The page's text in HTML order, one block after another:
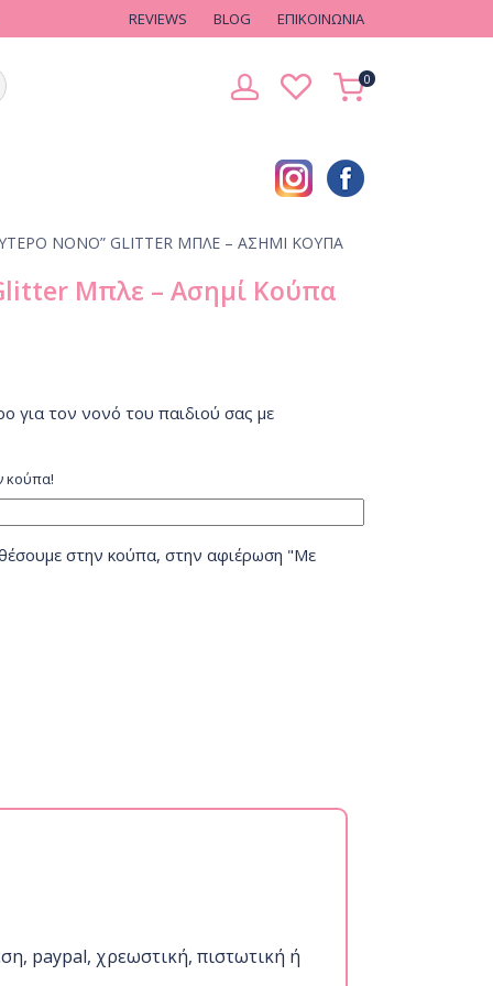
REVIEWS BLOG EΠΙΚΟΙΝΩΝΙΑ
0
ΝΟΝΌ” GLITTER ΜΠΛΕ – ΑΣΗΜΊ ΚΟΎΠΑ
Μπλε – Ασημί Κούπα
για τον νονό του παιδιού σας με
κούπα!
στην κούπα, στην αφιέρωση "Με
paypal, χρεωστική, πιστωτική ή